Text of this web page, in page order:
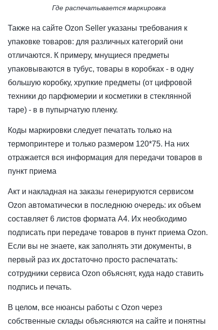
Где распечатывается маркировка
Также на сайте Ozon Seller указаны требования к
упаковке товаров: для различных категорий они
отличаются. К примеру, мнущиеся предметы
упаковываются в тубус, товары в коробках - в одну
большую коробку, хрупкие предметы (от цифровой
техники до парфюмерии и косметики в стеклянной
таре) - в в пупырчатую пленку.
Коды маркировки следует печатать только на
термопринтере и только размером 120*75. На них
отражается вся информация для передачи товаров в
пункт приема
Акт и накладная на заказы генерируются сервисом
Ozon автоматически в последнюю очередь: их объем
составляет 6 листов формата А4. Их необходимо
подписать при передаче товаров в пункт приема Ozon.
Если вы не знаете, как заполнять эти документы, в
первый раз их достаточно просто распечатать:
сотрудники сервиса Ozon объяснят, куда надо ставить
подпись и печать.
В целом, все нюансы работы с Ozon через
собственные склады объясняются на сайте и понятны